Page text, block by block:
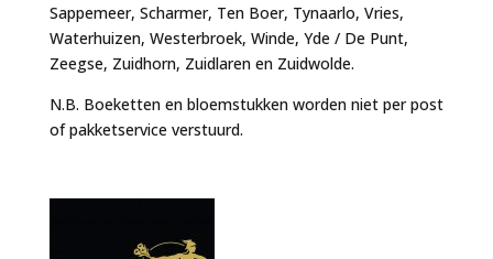
Sappemeer, Scharmer, Ten Boer, Tynaarlo, Vries,
Waterhuizen, Westerbroek, Winde, Yde / De Punt,
Zeegse, Zuidhorn, Zuidlaren en Zuidwolde.
N.B. Boeketten en bloemstukken worden niet per post
of pakketservice verstuurd.